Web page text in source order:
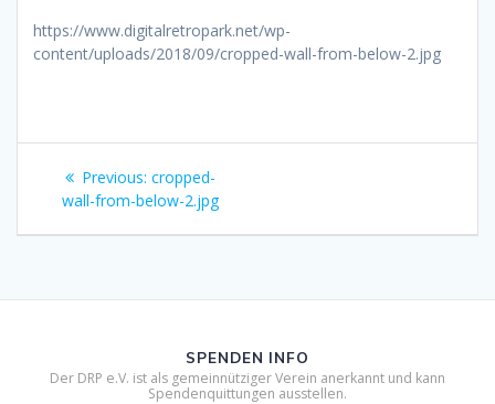
https://www.digitalretropark.net/wp-
content/uploads/2018/09/cropped-wall-from-below-2.jpg
Beitragsnavigation
Previous: Previous
post:
cropped-
wall-from-below-2.jpg
SPENDEN INFO
Der DRP e.V. ist als gemeinnütziger Verein anerkannt und kann
Spendenquittungen ausstellen.